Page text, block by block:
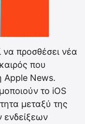
προσθέσει νέα
που
Apple News.
το iOS
μεταξύ της